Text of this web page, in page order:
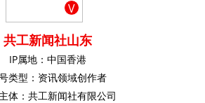
V
共工新闻社山东
IP属地：中国香港
类型：资讯领域创作者
体：共工新闻社有限公司